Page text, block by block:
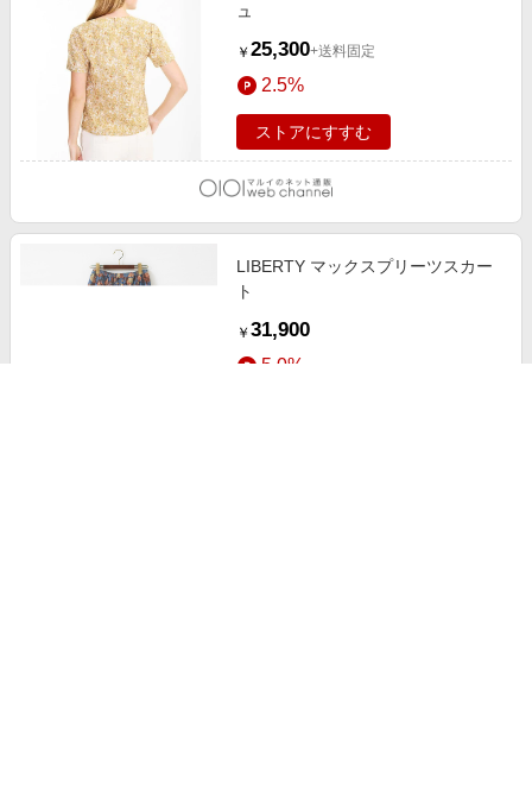
ュ
￥ 25,300+送料固定
2.5%
ストアにすすむ
LIBERTY マックスプリーツスカー
ト
￥ 31,900
5.0%